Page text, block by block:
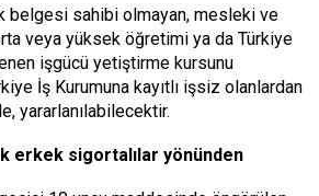
belgesi sahibi olmayan, mesleki ve
veya yüksek öğretimi ya da Türkiye
işgücü yetiştirme kursunu
İş Kurumuna kayıtlı işsiz olanlardan
yararlanılabilecektir.
erkek sigortalılar yönünden